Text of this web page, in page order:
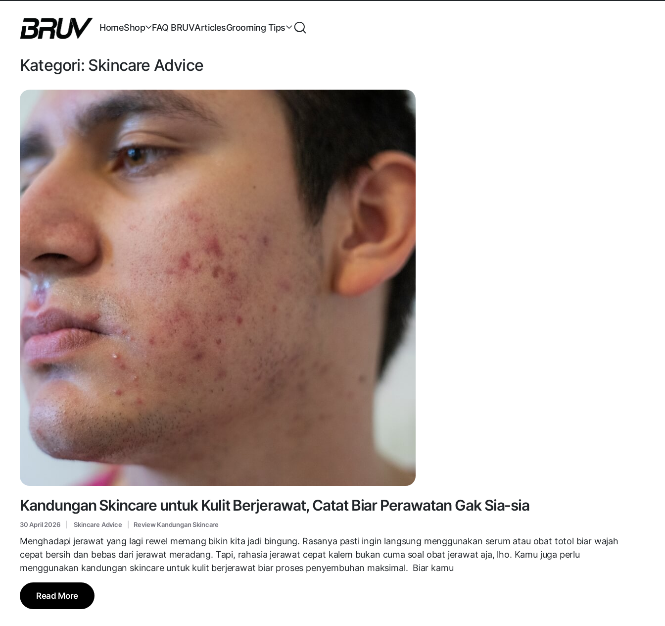
HomeShop FAQ BRUVArticlesGrooming Tips
Kategori: Skincare Advice
Kandungan Skincare untuk Kulit Berjerawat, Catat Biar Perawatan Gak Sia-sia
30 April 2026 Skincare Advice Review Kandungan Skincare
Menghadapi jerawat yang lagi rewel memang bikin kita jadi bingung. Rasanya pasti ingin langsung menggunakan serum atau obat totol biar wajah
cepat bersih dan bebas dari jerawat meradang. Tapi, rahasia jerawat cepat kalem bukan cuma soal obat jerawat aja, lho. Kamu juga perlu
menggunakan kandungan skincare untuk kulit berjerawat biar proses penyembuhan maksimal. Biar kamu
Read More